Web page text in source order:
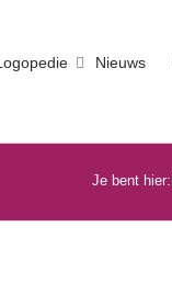
Nieuws
Je bent hier: